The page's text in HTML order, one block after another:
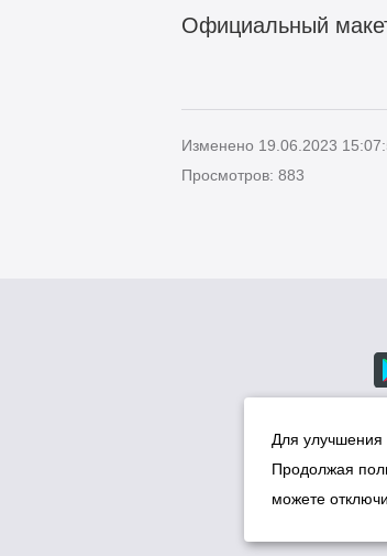
Официальный
Изменено 19.06.2023
Просмотров: 883
Для улучшения
Продолжая
можете